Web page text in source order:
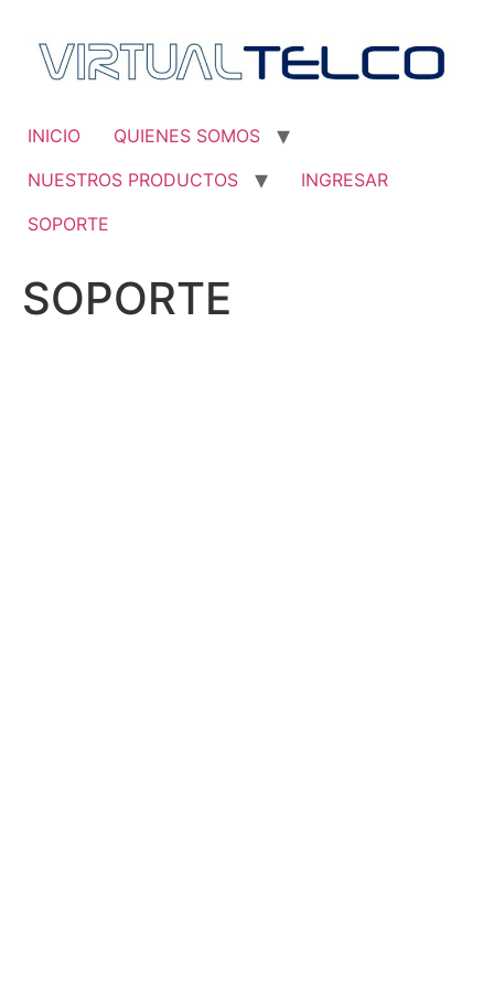
contenido
INICIO
QUIENES SOMOS
NUESTROS PRODUCTOS
INGRESAR
SOPORTE
SOPORTE